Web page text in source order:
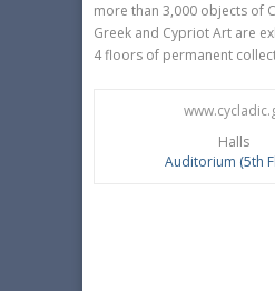
more than 3,000 objects of
Greek and Cypriot Art are
4 floors of permanent
Halls
Auditorium (5th